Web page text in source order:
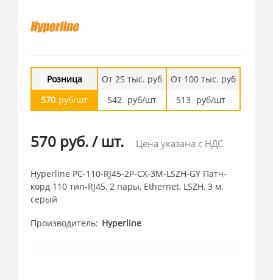
Розница
570 руб/шт
От 25 тыс. руб
542 руб/шт
От 100 тыс. руб
513 руб/шт
570 руб./ шт. Цена указана с НДС
Hyperline PC-110-RJ45-2P-CX-3M-LSZH-GY Патч-
корд 110 тип-RJ45, 2 пары, Ethernet, LSZH, 3 м,
серый
Производитель Hyperline